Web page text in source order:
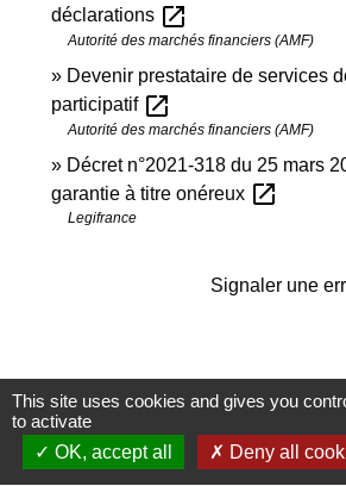
déclarations open_in_new
Autorité des marchés financiers (AMF)
Devenir prestataire de services
participatif open_in_new
Autorité des marchés financiers (AMF)
Décret n°2021-318 du 25 mars
garantie à titre onéreux open_in_new
Legifrance
Signaler une
Contactez-nous
Commune de
This site uses cookies and gives you
to activate
OK, accept all
Deny all